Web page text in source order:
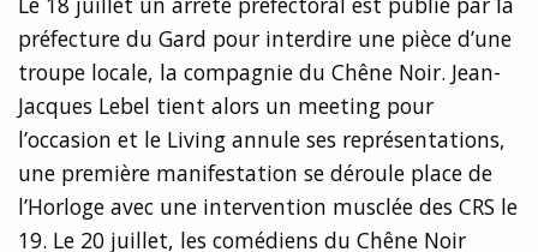
préfecture du Gard pour interdire une pièce d’une
troupe locale, la compagnie du Chêne Noir. Jean-
Jacques Lebel tient alors un meeting pour
l’occasion et le Living annule ses représentations,
une première manifestation se déroule place de
l’Horloge avec une intervention musclée des CRS le
19. Le 20 juillet, les comédiens du Chêne Noir